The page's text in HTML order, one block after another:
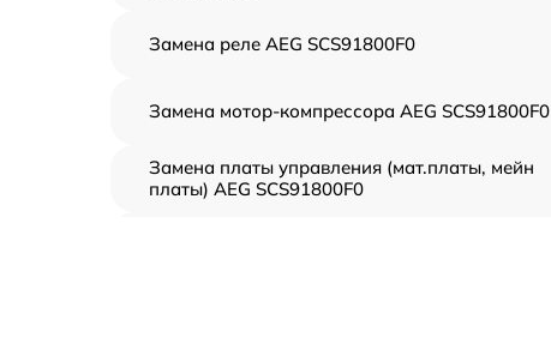
Замена реле AEG SCS91800F0
Замена мотор-компрессора AEG SCS91800F0
Замена платы управления (мат.платы, мейн
платы) AEG SCS91800F0